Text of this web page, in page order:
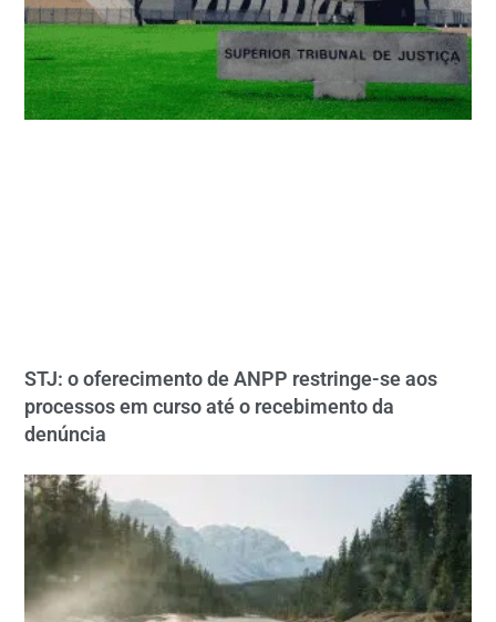
STJ: o oferecimento de ANPP restringe-se aos
processos em curso até o recebimento da
denúncia